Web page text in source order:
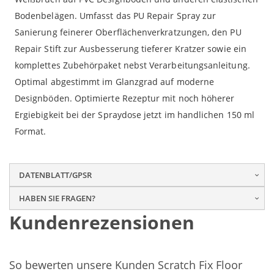
Bodenbelägen. Umfasst das PU Repair Spray zur
Sanierung feinerer Oberflächenverkratzungen, den PU
Repair Stift zur Ausbesserung tieferer Kratzer sowie ein
komplettes Zubehörpaket nebst Verarbeitungsanleitung.
Optimal abgestimmt im Glanzgrad auf moderne
Designböden. Optimierte Rezeptur mit noch höherer
Ergiebigkeit bei der Spraydose jetzt im handlichen 150 ml
Format.
DATENBLATT/GPSR
HABEN SIE FRAGEN?
Kundenrezensionen
So bewerten unsere Kunden Scratch Fix Floor